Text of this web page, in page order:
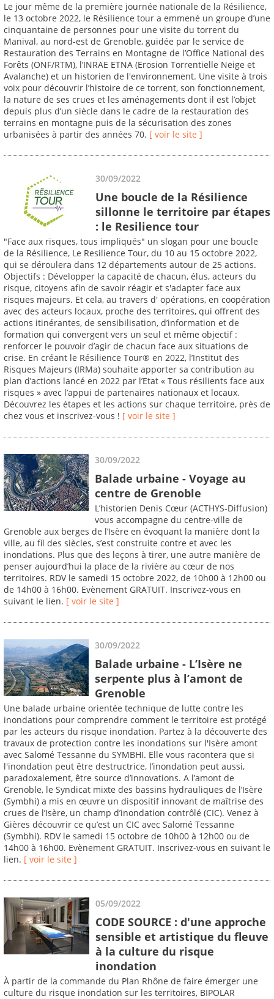
Le jour même de la première journée nationale de la Résilience,
le 13 octobre 2022, le Résilience tour a emmené un groupe d’une
cinquantaine de personnes pour une visite du torrent du
Manival, au nord-est de Grenoble, guidée par le service de
Restauration des Terrains en Montagne de l’Office National des
Forêts (ONF/RTM), l’INRAE ETNA (Erosion Torrentielle Neige et
Avalanche) et un historien de l'environnement. Une visite à trois
voix pour découvrir l’histoire de ce torrent, son fonctionnement,
la nature de ses crues et les aménagements dont il est l’objet
depuis plus d’un siècle dans le cadre de la restauration des
terrains en montagne puis de la sécurisation des zones
urbanisées à partir des années 70. [ voir le site ]
30/09/2022
Une boucle de la Résilience
sillonne le territoire par étapes
: le Resilience tour
"Face aux risques, tous impliqués" un slogan pour une boucle
de la Résilience, Le Resilience Tour, du 10 au 15 octobre 2022,
qui se déroulera dans 12 départements autour de 25 actions.
Objectifs : Développer la capacité de chacun, élus, acteurs du
risque, citoyens afin de savoir réagir et s'adapter face aux
risques majeurs. Et cela, au travers d' opérations, en coopération
avec des acteurs locaux, proche des territoires, qui offrent des
actions itinérantes, de sensibilisation, d’information et de
formation qui convergent vers un seul et même objectif :
renforcer le pouvoir d’agir de chacun face aux situations de
crise. En créant le Résilience Tour® en 2022, l’Institut des
Risques Majeurs (IRMa) souhaite apporter sa contribution au
plan d’actions lancé en 2022 par l’Etat « Tous résilients face aux
risques » avec l’appui de partenaires nationaux et locaux.
Découvrez les étapes et les actions sur chaque territoire, près de
chez vous et inscrivez-vous ! [ voir le site ]
30/09/2022
Balade urbaine - Voyage au
centre de Grenoble
L’historien Denis Cœur (ACTHYS-Diffusion)
vous accompagne du centre-ville de
Grenoble aux berges de l’Isère en évoquant la manière dont la
ville, au fil des siècles, s’est construite contre et avec les
inondations. Plus que des leçons à tirer, une autre manière de
penser aujourd’hui la place de la rivière au cœur de nos
territoires. RDV le samedi 15 octobre 2022, de 10h00 à 12h00 ou
de 14h00 à 16h00. Evènement GRATUIT. Inscrivez-vous en
suivant le lien. [ voir le site ]
30/09/2022
Balade urbaine - L’Isère ne
serpente plus à l’amont de
Grenoble
Une balade urbaine orientée technique de lutte contre les
inondations pour comprendre comment le territoire est protégé
par les acteurs du risque inondation. Partez à la découverte des
travaux de protection contre les inondations sur l'Isère amont
avec Salomé Tessanne du SYMBHI. Elle vous racontera que si
l'inondation peut être destructrice, l’inondation peut aussi,
paradoxalement, être source d’innovations. A l’amont de
Grenoble, le Syndicat mixte des bassins hydrauliques de l’Isère
(Symbhi) a mis en œuvre un dispositif innovant de maîtrise des
crues de l’Isère, un champ d’inondation contrôlé (CIC). Venez à
Gières découvrir ce qu’est un CIC avec Salomé Tessanne
(Symbhi). RDV le samedi 15 octobre de 10h00 à 12h00 ou de
14h00 à 16h00. Evènement GRATUIT. Inscrivez-vous en suivant le
lien. [ voir le site ]
05/09/2022
CODE SOURCE : d'une approche
sensible et artistique du fleuve
à la culture du risque
inondation
À partir de la commande du Plan Rhône de faire émerger une
culture du risque inondation sur les territoires, BIPOLAR